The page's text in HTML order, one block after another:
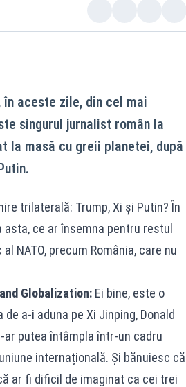
aceste zile, din cel mai
singurul jurnalist român la
la masă cu greii planetei, după
trilaterală: Trump, Xi și Putin? În
ce ar însemna pentru restul
NATO, precum România, care nu
Globalization:Ei bine, este o
a-i aduna pe Xi Jinping, Donald
putea întâmpla într-un cadru
internațională. Și bănuiesc că
ar fi dificil de imaginat ca cei trei